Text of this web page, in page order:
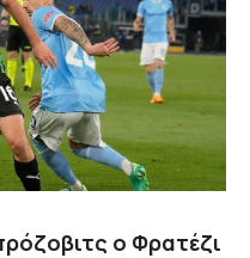
ο Φρατέζι